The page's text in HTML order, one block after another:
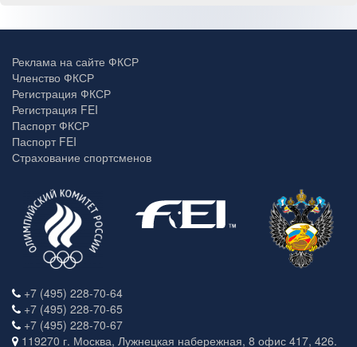
Реклама на сайте ФКСР
Членство ФКСР
Регистрация ФКСР
Регистрация FEI
Паспорт ФКСР
Паспорт FEI
Страхование спортсменов
+7 (495) 228-70-64
+7 (495) 228-70-65
+7 (495) 228-70-67
119270 г. Москва, Лужнецкая набережная, 8 офис 417, 426.